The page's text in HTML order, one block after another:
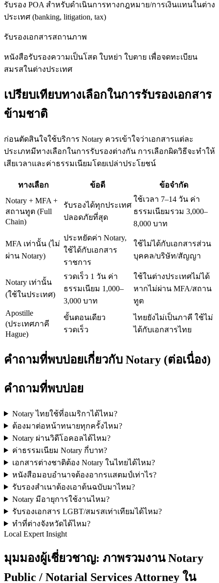
รับรอง POA สำหรับดำเนินการทางกฎหมาย/การเงินแทนในต่าง
ประเทศ (banking, litigation, tax)
รับรองเอกสารสถานภาพ
หนังสือรับรองความเป็นโสด ใบหย่า ใบตาย เพื่อจดทะเบียน
สมรสในต่างประเทศ
เปรียบเทียบทางเลือกในการรับรองเอกสาร
ข้ามชาติ
ก่อนตัดสินใจใช้บริการ Notary ควรเข้าใจว่าเอกสารแต่ละ
ประเภทมีทางเลือกในการรับรองต่างกัน การเลือกผิดวิธีจะทำให้
เสียเวลาและค่าธรรมเนียมโดยเปล่าประโยชน์
ทางเลือก ข้อดี
ข้อจำกัด
Notary + MFA +
สถานทูต (Full
Chain)
รับรองได้ทุกประเทศ
ปลอดภัยที่สุด
ใช้เวลา 7–14 วัน ค่า
ธรรมเนียมรวม 3,000–
8,000 บาท
MFA เท่านั้น (ไม่
ผ่าน Notary)
ประหยัดค่า Notary,
ใช้ได้กับเอกสาร
ราชการ
ใช้ไม่ได้กับเอกสารส่วน
บุคคล/บริษัท/สัญญา
Notary เท่านั้น
(ใช้ในประเทศ)
รวดเร็ว 1 วัน ค่า
ธรรมเนียม 1,000–
3,000 บาท
ใช้ในต่างประเทศไม่ได้
หากไม่ผ่าน MFA/สถาน
ทูต
Apostille
(ประเทศภาคี
Hague)
ขั้นตอนเดียว
รวดเร็ว
ไทยยังไม่เป็นภาคี ใช้ไม่
ได้กับเอกสารไทย
คำถามที่พบบ่อยเกี่ยวกับ Notary (ต่อเนื่อง)
คำถามที่พบบ่อย
Notary ไทยใช้ที่อเมริกาได้ไหม?
ต้องมาต่อหน้าทนายทุกครั้งไหม?
Notary ผ่านวิดีโอคอลได้ไหม?
ค่าธรรมเนียม Notary กี่บาท?
เอกสารต่างชาติต้อง Notary ในไทยได้ไหม?
หนังสือมอบอำนาจต้องอากรแสตมป์เท่าไร?
รับรองสำเนาต้องเอาต้นฉบับมาไหม?
Notary มีอายุการใช้งานไหม?
รับรองเอกสาร LGBT/สมรสเท่าเทียมได้ไหม?
ทำที่ต่างจังหวัดได้ไหม?
Local Expert Insight
มุมมองผู้เชี่ยวชาญ: ภาพรวมงาน Notary
Public / Notarial Services Attorney ใน